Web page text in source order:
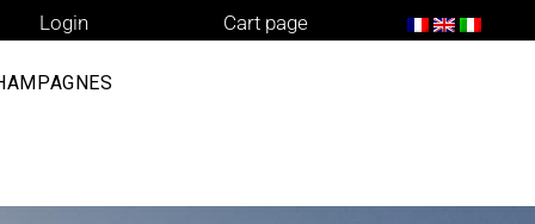
Login Cart page